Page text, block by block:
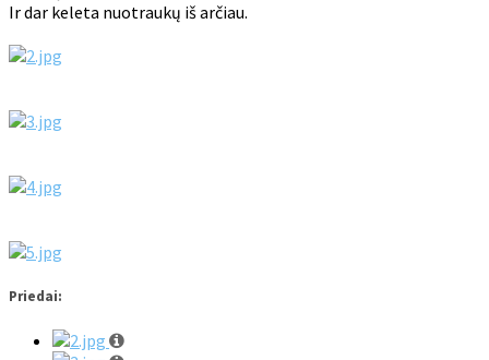
Ir dar keleta nuotraukų iš arčiau.
Priedai: